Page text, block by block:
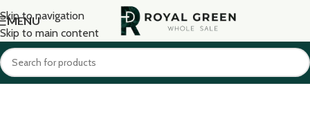
Skip to navigation
Skip to main content
MENU